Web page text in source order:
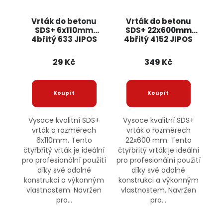
Vrták do betonu
SDS+ 6x110mm
4břitý 633 JIPOS
29 Kč
Vysoce kvalitní SDS+
vrták o rozměrech
6x110mm. Tento
čtyřbřitý vrták je ideální
pro profesionální použití
díky své odolné
konstrukci a výkonným
vlastnostem. Navržen
pro...
Vrták do betonu
SDS+ 22x600mm
4břitý 4152 JIPOS
349 Kč
Vysoce kvalitní SDS+
vrták o rozměrech
22x600 mm. Tento
čtyřbřitý vrták je ideální
pro profesionální použití
díky své odolné
konstrukci a výkonným
vlastnostem. Navržen
pro...